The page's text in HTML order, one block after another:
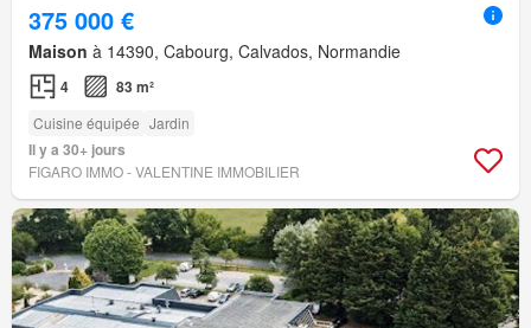
375 000 €
Maison à 14390, Cabourg, Calvados, Normandie
4 83 m²
Cuisine équipée Jardin
Il y a 30+ jours
FIGARO IMMO - VALENTINE IMMOBILIER